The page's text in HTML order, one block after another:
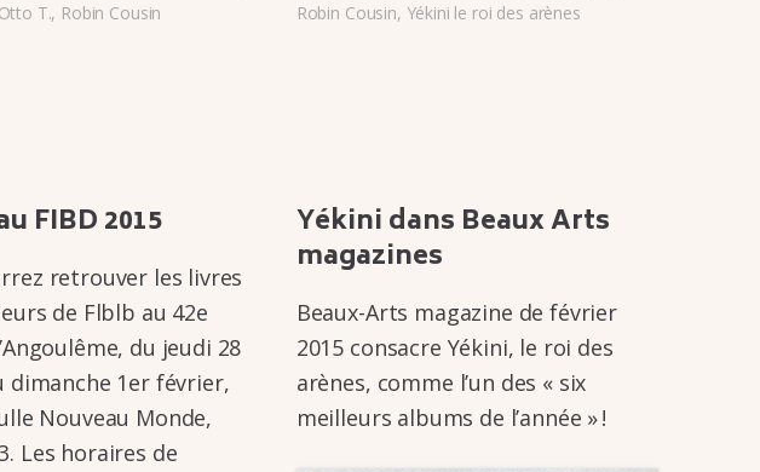
Otto T., Robin Cousin
Robin Cousin, Yékini le roi des arènes
FIBD 2015
retrou­­ver les livres
de Flblb au 42e
du jeudi 28
dimanche 1er février,
Nouveau Monde,
Les horaires de
Yékini dans Beaux Arts
maga­zines
Beaux-Arts maga­­zine de février
2015 consacre Yékini, le roi des
arènes, comme l’un des « six
meilleurs albums de l’an­­née » !